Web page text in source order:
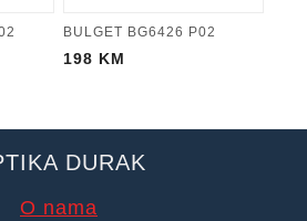
BULGET BG6426 P02
198 KM
DURAK
O nama